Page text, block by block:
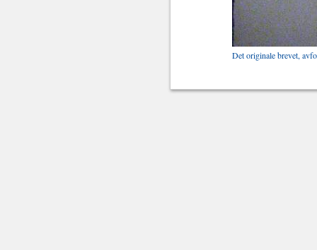
Det originale brevet,